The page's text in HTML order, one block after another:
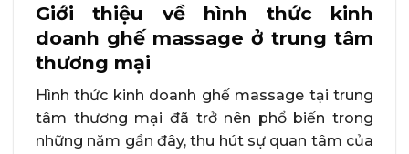
Giới thiệu về hình thức kinh
doanh ghế massage ở trung tâm
thương mại
Hình thức kinh doanh ghế massage tại trung
tâm thương mại đã trở nên phổ biến trong
những năm gần đây, thu hút sự quan tâm của